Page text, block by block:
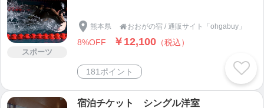
２．快眠と癒しの追求をコンセプトにした宿泊施設
「おおがの宿」
■□━━━━━━━━━━━━━━━━━━━━━━
━━━━━━━━━□■
2019年1月にオープンしました。洋室6部屋、和室が
4部屋のリーズナブルなビジネスホテルです。
おおがの湯に併設し、いつでもおおがの湯を楽しん
スポーツ
熊本県 おおがの宿 / 通販サイト「ohgabuy」
8%OFF ￥12,100 （税込）
181ポイント
宿泊チケット シングル洋室